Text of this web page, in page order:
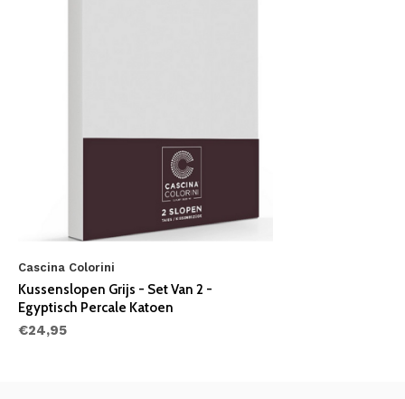
Cascina Colorini
Kussenslopen Grijs - Set Van 2 -
Egyptisch Percale Katoen
€24,95